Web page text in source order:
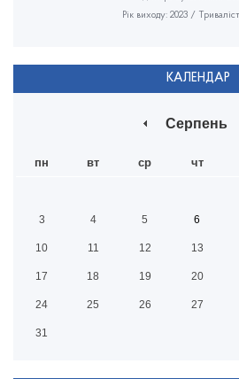
Рік виходу: 2023 /
КАЛЕНДАР
Серпень
пн вт ср чт
3 4 5 6
10 11 12 13
17 18 19 20
24 25 26 27
31